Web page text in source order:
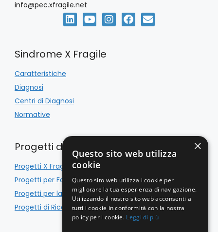
info@pec.xfragile.net
Sindrome X Fragile
Caratteristiche
Diagnosi
Centri di Diagnosi
Normative
Progetti di Inclusione
Progetti X Fragile
Progetti per Famiglie
Progetti per la Scuola
Progetti di Ricerca
×
Questo sito web utilizza
cookie
Questo sito web utilizza i cookie per
migliorare la tua esperienza di navigazione.
Utilizzando il nostro sito web acconsenti a
tutti i cookie in conformità con la nostra
policy per i cookie. Leggi di più